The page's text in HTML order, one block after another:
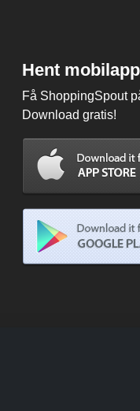
Hent
Få ShoppingSpout
Download gratis!